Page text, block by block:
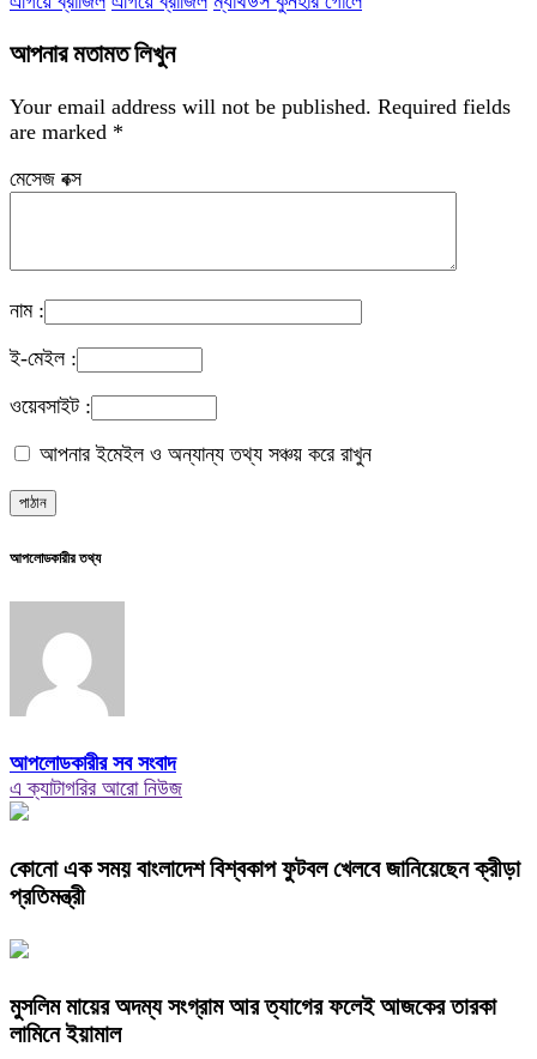
আপনার মতামত লিখুন
Your email address will not be published. Required fields
are marked *
মেসেজ বক্স
নাম :
ই-মেইল :
ওয়েবসাইট :
আপনার ইমেইল ও অন্যান্য তথ্য সঞ্চয় করে রাখুন
আপলোডকারীর তথ্য
আপলোডকারীর সব সংবাদ
এ ক্যাটাগরির আরো নিউজ
কোনো এক সময় বাংলাদেশ বিশ্বকাপ ফুটবল খেলবে জানিয়েছেন ক্রীড়া
প্রতিমন্ত্রী
মুসলিম মায়ের অদম্য সংগ্রাম আর ত্যাগের ফলেই আজকের তারকা
লামিনে ইয়ামাল